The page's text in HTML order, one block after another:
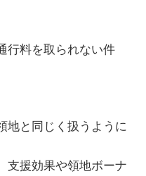
行料を取られない件
地と同じく扱うように
支援効果や領地ボーナ